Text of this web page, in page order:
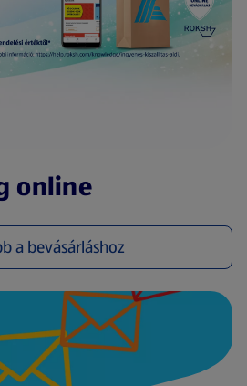
online
a bevásárláshoz
(új oldalon nyílik meg)